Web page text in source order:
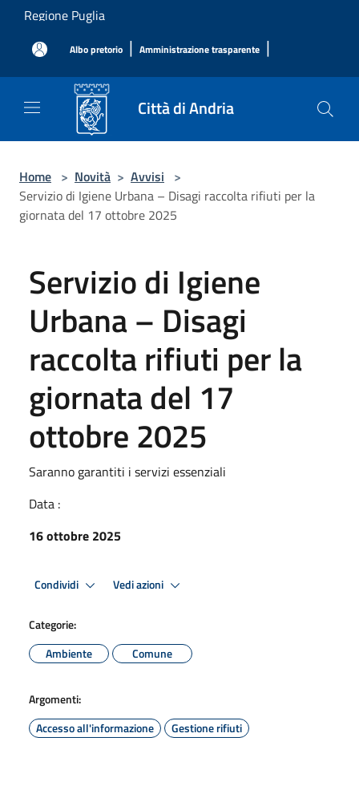
Salta al contenuto principale
Regione Puglia
Albo pretorio | Amministrazione trasparente |
Città di Andria
Home > Novità > Avvisi >
Servizio di Igiene Urbana – Disagi raccolta rifiuti per la
giornata del 17 ottobre 2025
Servizio di Igiene
Urbana – Disagi
raccolta rifiuti per la
giornata del 17
ottobre 2025
Saranno garantiti i servizi essenziali
Data :
16 ottobre 2025
Condividi Vedi azioni
Categorie:
Ambiente
Comune
Argomenti:
Accesso all'informazione
Gestione rifiuti